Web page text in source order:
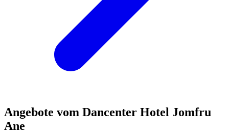
Angebote vom Dancenter Hotel Jomfru
Ane